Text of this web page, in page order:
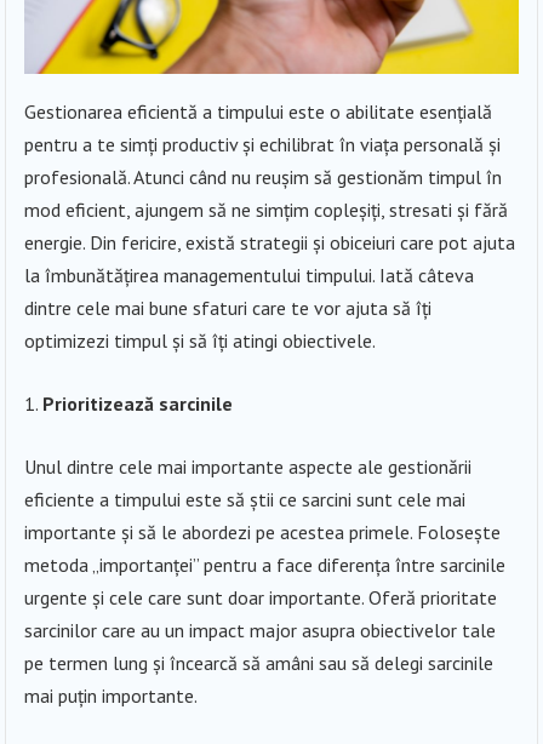
Gestionarea eficientă a timpului este o abilitate esențială
pentru a te simți productiv și echilibrat în viața personală și
profesională. Atunci când nu reușim să gestionăm timpul în
mod eficient, ajungem să ne simțim copleșiți, stresati și fără
energie. Din fericire, există strategii și obiceiuri care pot ajuta
la îmbunătățirea managementului timpului. Iată câteva
dintre cele mai bune sfaturi care te vor ajuta să îți
optimizezi timpul și să îți atingi obiectivele.
Prioritizează sarcinile
Unul dintre cele mai importante aspecte ale gestionării
eficiente a timpului este să știi ce sarcini sunt cele mai
importante și să le abordezi pe acestea primele. Folosește
metoda „importanței” pentru a face diferența între sarcinile
urgente și cele care sunt doar importante. Oferă prioritate
sarcinilor care au un impact major asupra obiectivelor tale
pe termen lung și încearcă să amâni sau să delegi sarcinile
mai puțin importante.